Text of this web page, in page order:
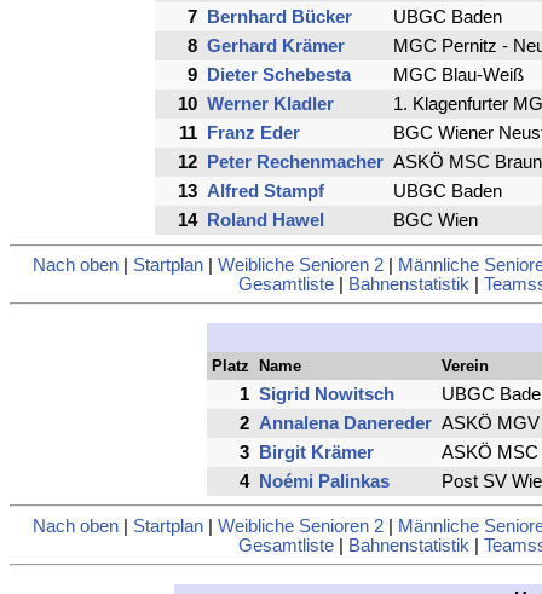
7
Bernhard Bücker
UBGC Baden
8 Gerhard Krämer
MGC Pernitz -
9
Dieter Schebesta
MGC Blau-Weiß
10 Werner Kladler
1. Klagenfurter
11
Franz Eder
BGC Wiener
12
Peter Rechenmacher ASKÖ MSC
13 Alfred Stampf
UBGC Baden
14
Roland Hawel BGC Wien
Nach oben Startplan Weibliche Senioren 2
Männliche
Gesamtliste| Bahnenstatistik
Platz Name Verein
1 Sigrid Nowitsch
UBGC
2 Annalena Danereder ASKÖ MGV
3
Birgit Krämer
ASKÖ MSC
4
Noémi Palinkas Post SV
Nach oben Startplan Weibliche Senioren 2
Männliche
Gesamtliste| Bahnenstatistik